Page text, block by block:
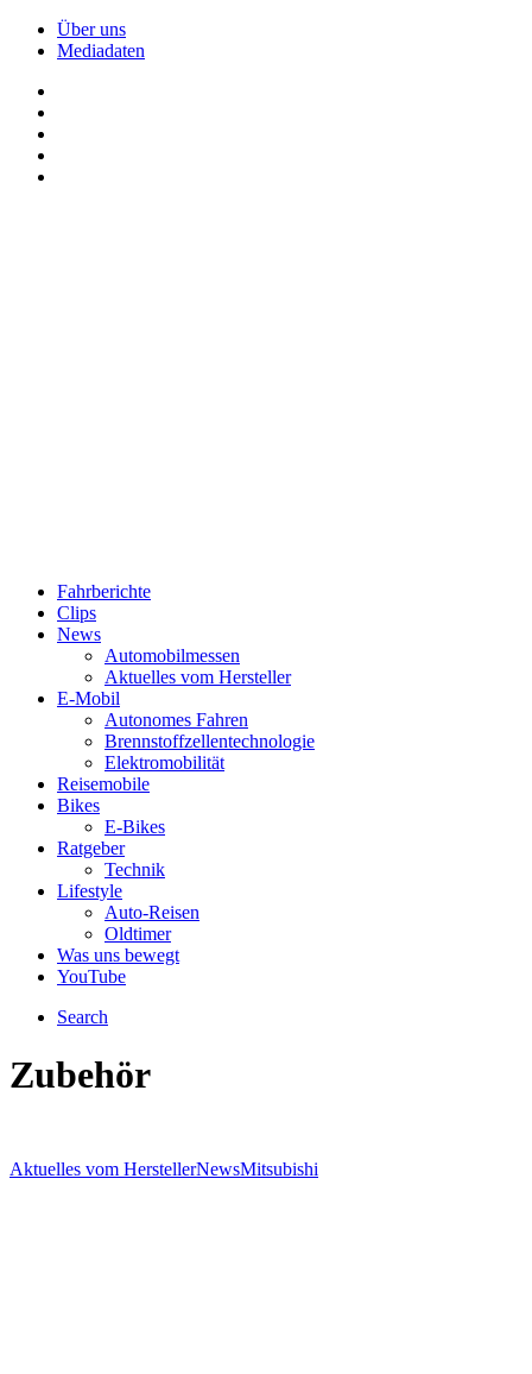
Über uns
Mediadaten
Fahrberichte
Clips
News
Automobilmessen
Aktuelles vom Hersteller
E-Mobil
Autonomes Fahren
Brennstoffzellentechnologie
Elektromobilität
Reisemobile
Bikes
E-Bikes
Ratgeber
Technik
Lifestyle
Auto-Reisen
Oldtimer
Was uns bewegt
YouTube
Search
Zubehör
Aktuelles vom HerstellerNewsMitsubishi